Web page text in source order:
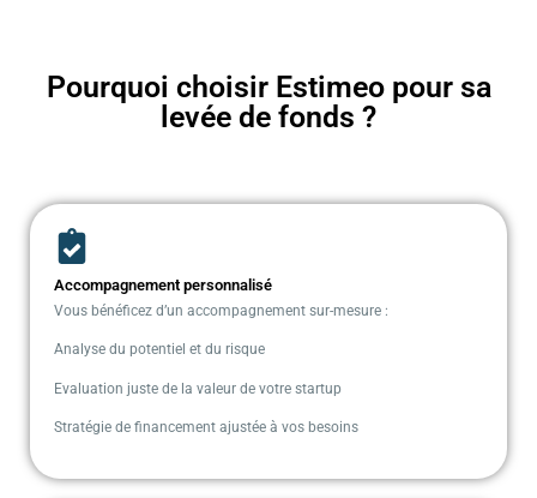
Pourquoi choisir Estimeo pour sa
levée de fonds ?
Accompagnement personnalisé
Vous bénéficez d’un accompagnement sur-mesure :
Analyse du potentiel et du risque
Evaluation juste de la valeur de votre startup
Stratégie de financement ajustée à vos besoins